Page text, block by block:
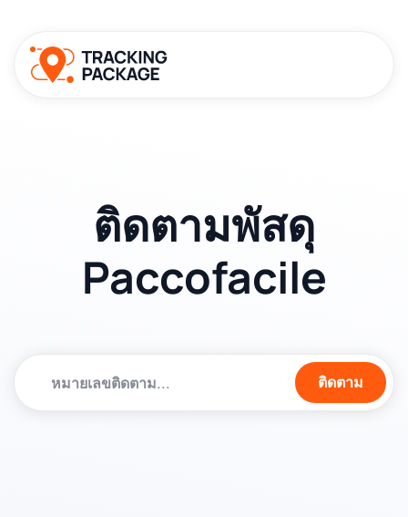
ติดตามพัสดุ
Paccofacile
ติดตาม